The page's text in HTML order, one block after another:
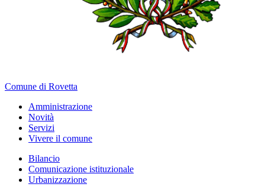
Comune di Rovetta
Amministrazione
Novità
Servizi
Vivere il comune
Bilancio
Comunicazione istituzionale
Urbanizzazione